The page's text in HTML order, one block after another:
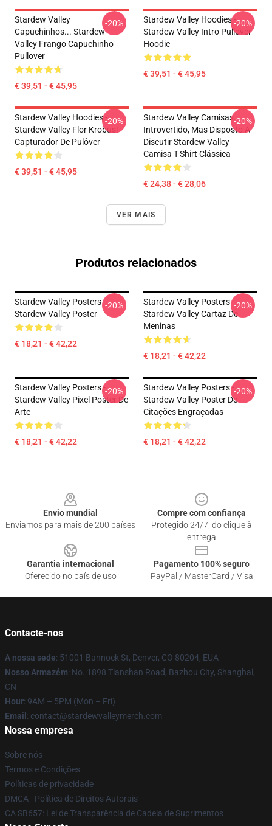
Stardew Valley
Capuchinhos... Stardew
Valley Frango Capuchinho
Pullover
€ 39,51 - € 45,95
-20%
Stardew Valley Hoodies -
Stardew Valley Intro Pullover
Hoodie
€ 39,51 - € 45,95
-20%
Stardew Valley Hoodies -
Stardew Valley Flor Krobus!
Capturador De Pulôver
€ 39,51 - € 45,95
-20%
Stardew Valley Camisas...
Introvertido, Mas Disposto A
Discutir Stardew Valley
Camisa T-Shirt Clássica
€ 24,38 - € 28,06
-20%
VER MAIS
Produtos relacionados
Stardew Valley Posters -
Stardew Valley Poster
€ 18,21 - € 42,22
-20%
Stardew Valley Posters -
Stardew Valley Cartaz De
Meninas
€ 18,21 - € 42,22
-20%
Stardew Valley Posters -
Stardew Valley Pixel Poster De
Arte
€ 18,21 - € 42,22
-20%
Stardew Valley Posters -
Stardew Valley Poster De
Citações Engraçadas
€ 18,21 - € 42,22
-20%
Envio mundial
Enviamos para mais de 200 países
Compre com confiança
Protegido 24/7, do clique à
entrega
Garantia internacional
Oferecido no país de uso
Pagamento 100% seguro
PayPal / MasterCard / Visa
Contacte-nos
A nossa sede: 51001 Bannock St, Denver, CO 80204, EUA
Nosso Armazém: No. 1898 Tianshan Road, Bazhou City, Shanghai,
CN
Hour: 9AM – 5PM (Mon – Fri)
Email : contact@stardewvalleymerch.com
Nossa empresa
Sobre nós
Termos e Condições
Políticas de privacidade
DMCA - Política de Direitos Autorais
CA SB657: Lei de Transparência de Cadeia de Suprimentos